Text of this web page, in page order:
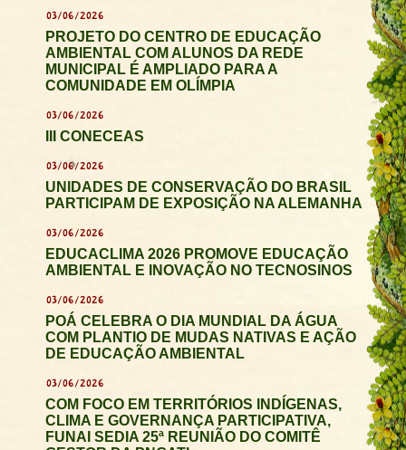
03/06/2026
PROJETO DO CENTRO DE EDUCAÇÃO
AMBIENTAL COM ALUNOS DA REDE
MUNICIPAL É AMPLIADO PARA A
COMUNIDADE EM OLÍMPIA
03/06/2026
III CONECEAS
03/06/2026
UNIDADES DE CONSERVAÇÃO DO BRASIL
PARTICIPAM DE EXPOSIÇÃO NA ALEMANHA
03/06/2026
EDUCACLIMA 2026 PROMOVE EDUCAÇÃO
AMBIENTAL E INOVAÇÃO NO TECNOSINOS
03/06/2026
POÁ CELEBRA O DIA MUNDIAL DA ÁGUA
COM PLANTIO DE MUDAS NATIVAS E AÇÃO
DE EDUCAÇÃO AMBIENTAL
03/06/2026
COM FOCO EM TERRITÓRIOS INDÍGENAS,
CLIMA E GOVERNANÇA PARTICIPATIVA,
FUNAI SEDIA 25ª REUNIÃO DO COMITÊ